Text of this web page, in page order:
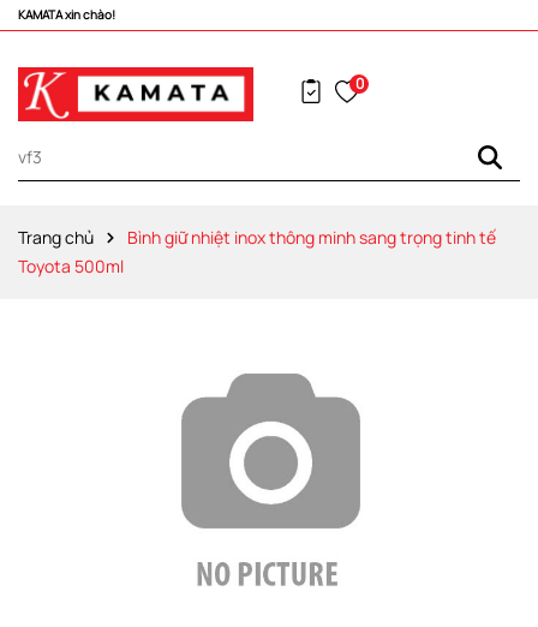
KAMATA xin chào!
0
Trang chủ
Bình giữ nhiệt inox thông minh sang trọng tinh tế
Toyota 500ml